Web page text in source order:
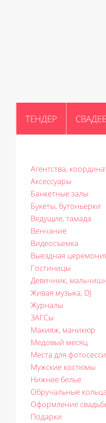
ТЕНДЕР
Агентства,
Аксессуары
Банкетные залы
Букеты, бутоньерки
Ведущие, тамада
Венчание
Видеосъемка
Выездная
Гостиницы
Девичник,
Живая музыка, DJ
Журналы
ЗАГСы
Макияж, маникюр
Медовый месяц
Места для
Мужские костюмы
Нижнее белье
Обручальные кольца
Оформление
Подарки